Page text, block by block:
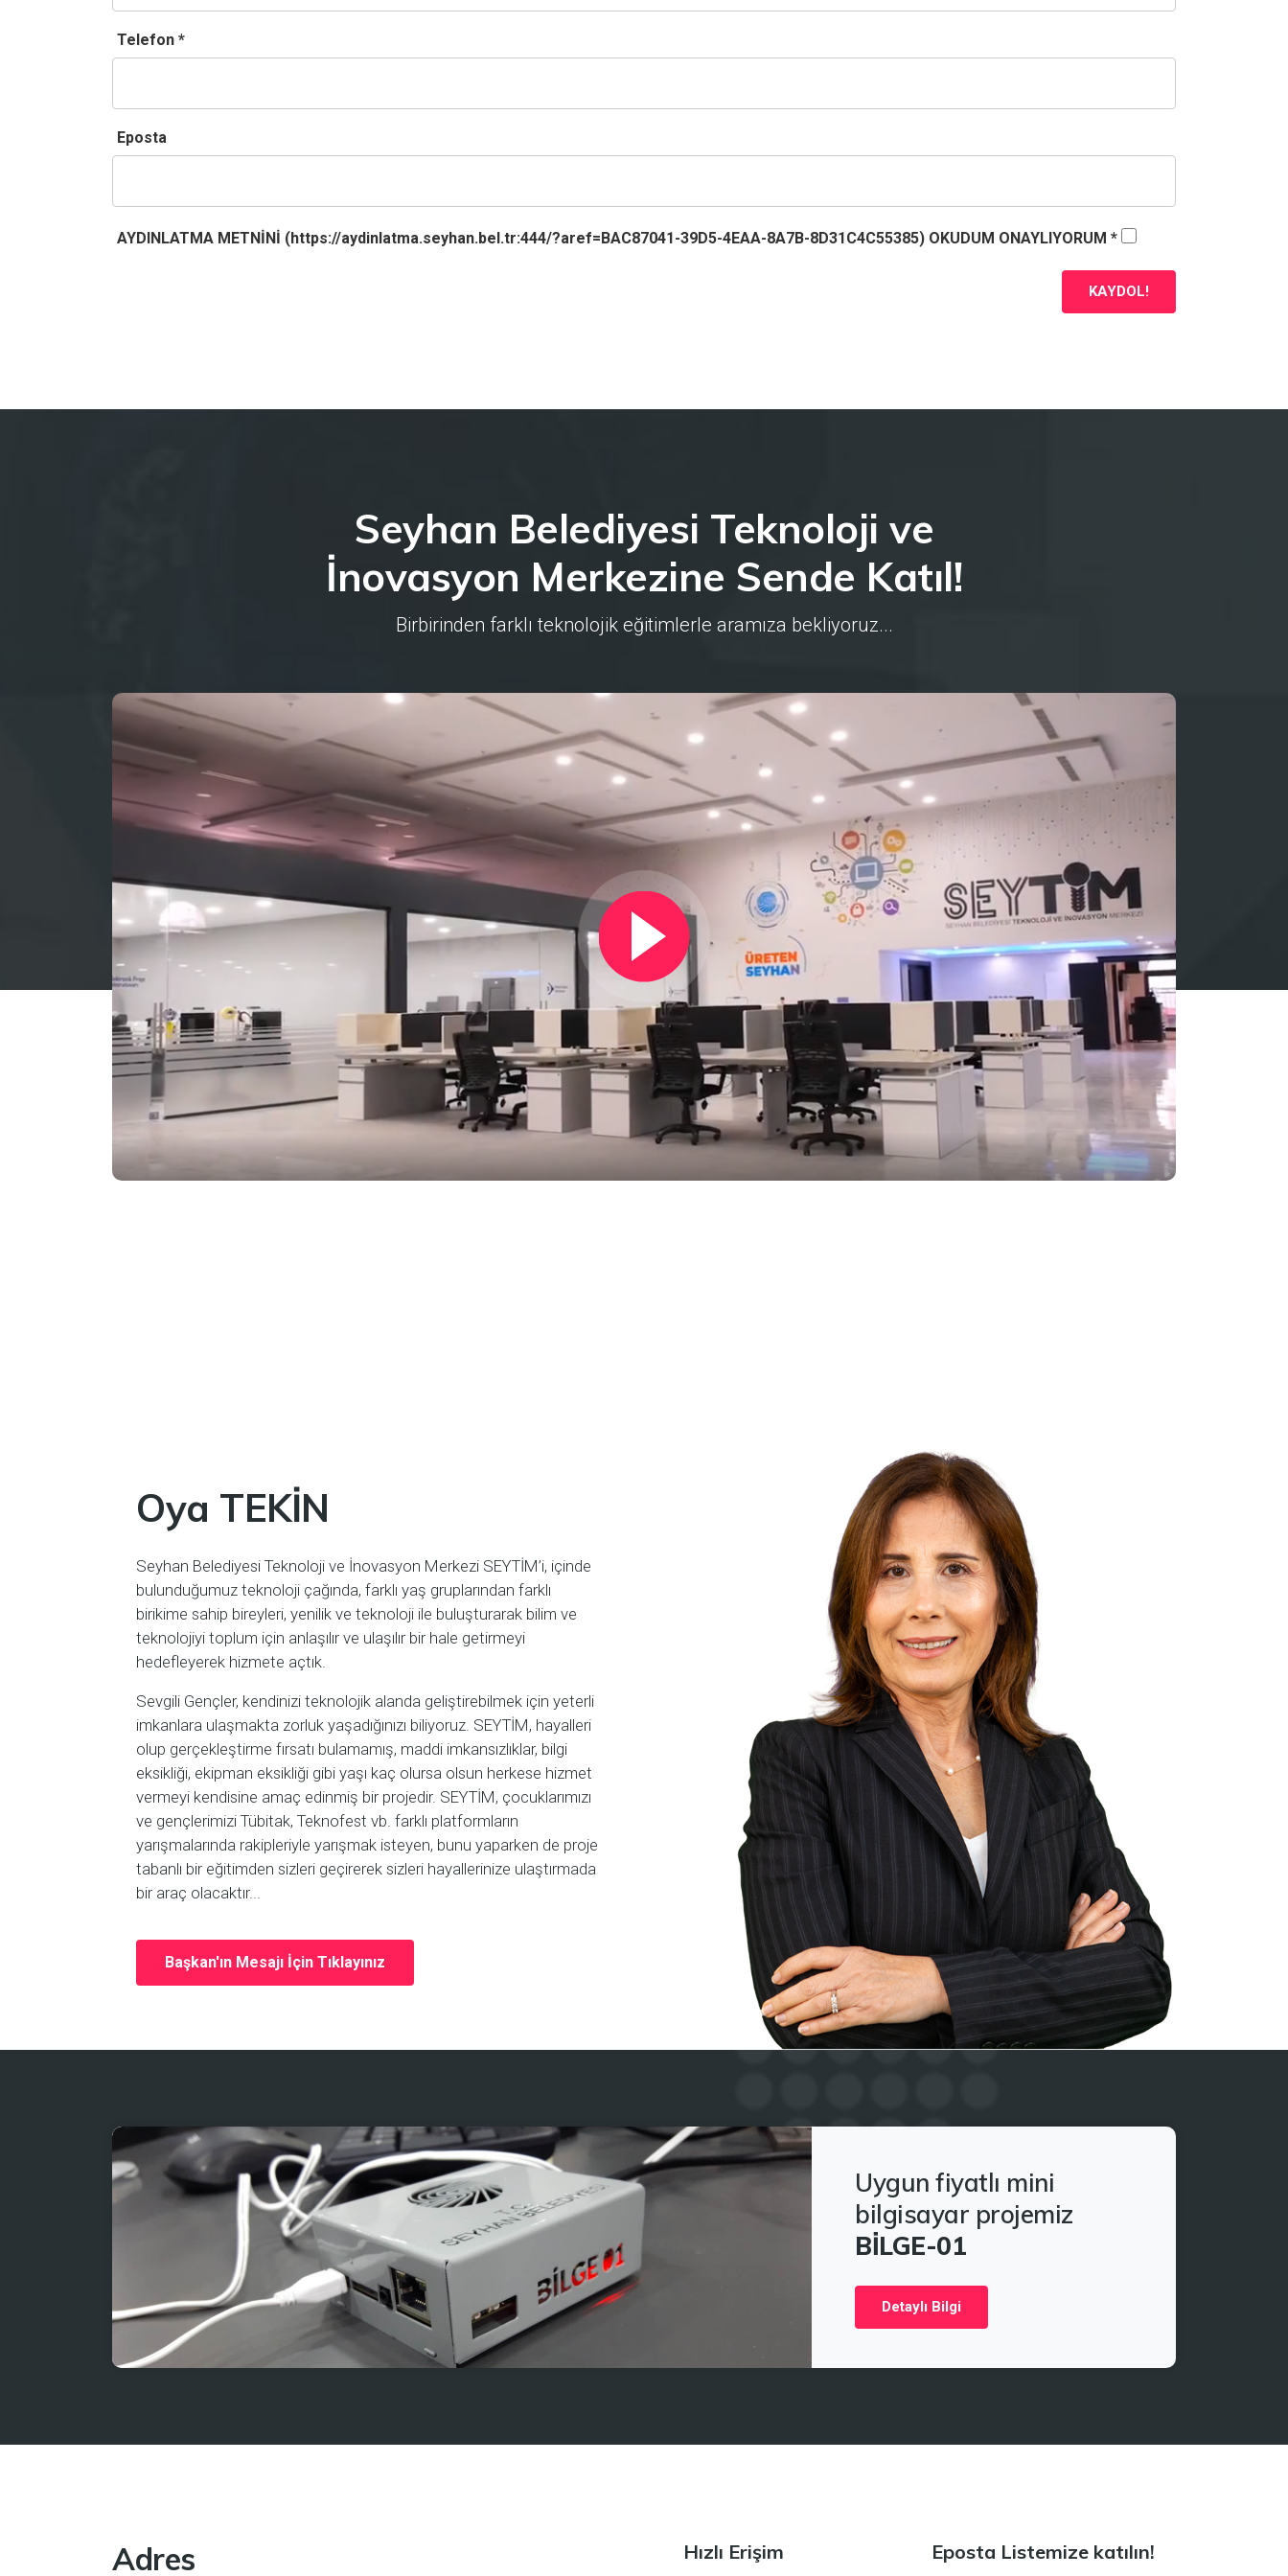
Telefon *
Eposta
AYDINLATMA METNİNİ (https://aydinlatma.seyhan.bel.tr:444/?aref=BAC87041-39D5-4EAA-8A7B-8D31C4C55385) OKUDUM ONAYLIYORUM *
KAYDOL!
Seyhan Belediyesi Teknoloji ve
İnovasyon Merkezine Sende Katıl!
Birbirinden farklı teknolojik eğitimlerle aramıza bekliyoruz...
Oya TEKİN
Seyhan Belediyesi Teknoloji ve İnovasyon Merkezi SEYTİM’i, içinde
bulunduğumuz teknoloji çağında, farklı yaş gruplarından farklı
birikime sahip bireyleri, yenilik ve teknoloji ile buluşturarak bilim ve
teknolojiyi toplum için anlaşılır ve ulaşılır bir hale getirmeyi
hedefleyerek hizmete açtık.
Sevgili Gençler, kendinizi teknolojik alanda geliştirebilmek için yeterli
imkanlara ulaşmakta zorluk yaşadığınızı biliyoruz. SEYTİM, hayalleri
olup gerçekleştirme fırsatı bulamamış, maddi imkansızlıklar, bilgi
eksikliği, ekipman eksikliği gibi yaşı kaç olursa olsun herkese hizmet
vermeyi kendisine amaç edinmiş bir projedir. SEYTİM, çocuklarımızı
ve gençlerimizi Tübitak, Teknofest vb. farklı platformların
yarışmalarında rakipleriyle yarışmak isteyen, bunu yaparken de proje
tabanlı bir eğitimden sizleri geçirerek sizleri hayallerinize ulaştırmada
bir araç olacaktır...
Başkan'ın Mesajı İçin Tıklayınız
Uygun fiyatlı mini
bilgisayar projemiz
BİLGE-01
Detaylı Bilgi
Adres Hızlı Erişim Eposta Listemize katılın!